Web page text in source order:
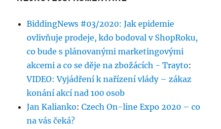
BiddingNews #03/2020: Jak epidemie
ovlivňuje prodeje, kdo bodoval v ShopRoku,
co bude s plánovanými marketingovými
akcemi a co se děje na zbožácích - Trayto:
VIDEO: Vyjádření k nařízení vlády – zákaz
konání akcí nad 100 osob
Jan Kalianko:Czech On-line Expo 2020 – co
na vás čeká?